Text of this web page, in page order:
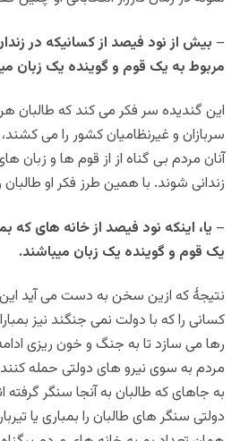
– بیش از نود فیصد از کسانیکه در
مربوط به یک قوم و گوینده یک زبان
این گندیده سر فکر می کند که طالبان
سربازان و غیرنظامیان کشور را می
آنان مردم بی گناه از از قوم ها و زبان
زندانی شوند. با همین طرز فکر او طالبان
– یا، اینکه نود فیصد از خانه های که
یک قوم و گوینده یک زبان میباشند.
نتیجۀ که ازین سخن به دست می آید
کسانی را که با دولت نمی جنگند نیز
رها می سازد تا به جنگ و خون ریزی
مردم به سوی نیرو های دولتی حمله
به جاهای که طالبان به آنجا سنگر
دولتی سنگر های طالبان را بمباری یا